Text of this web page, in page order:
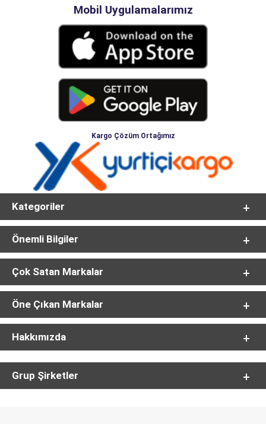
Mobil Uygulamalarımız
Kargo Çözüm Ortağımız
Kategoriler
Önemli Bilgiler
Çok Satan Markalar
Öne Çıkan Markalar
Hakkımızda
Grup Şirketler